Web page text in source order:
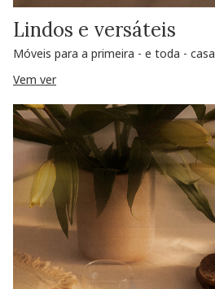
Lindos e versáteis
Móveis para a primeira - e toda - casa
Vem ver